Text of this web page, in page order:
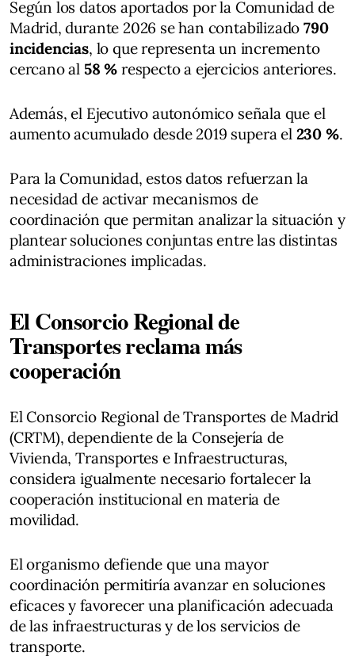
Según los datos aportados por la Comunidad de
Madrid, durante 2026 se han contabilizado790
incidencias, lo que representa un incremento
cercano al 58 % respecto a ejercicios anteriores.
Además, el Ejecutivo autonómico señala que el
aumento acumulado desde 2019 supera el 230 %.
Para la Comunidad, estos datos refuerzan la
necesidad de activar mecanismos de
coordinación que permitan analizar la situación y
plantear soluciones conjuntas entre las distintas
administraciones implicadas.
El Consorcio Regional de
Transportes reclama más
cooperación
El Consorcio Regional de Transportes de Madrid
(CRTM), dependiente de la Consejería de
Vivienda, Transportes e Infraestructuras,
considera igualmente necesario fortalecer la
cooperación institucional en materia de
movilidad.
El organismo defiende que una mayor
coordinación permitiría avanzar en soluciones
eficaces y favorecer una planificación adecuada
de las infraestructuras y de los servicios de
transporte.